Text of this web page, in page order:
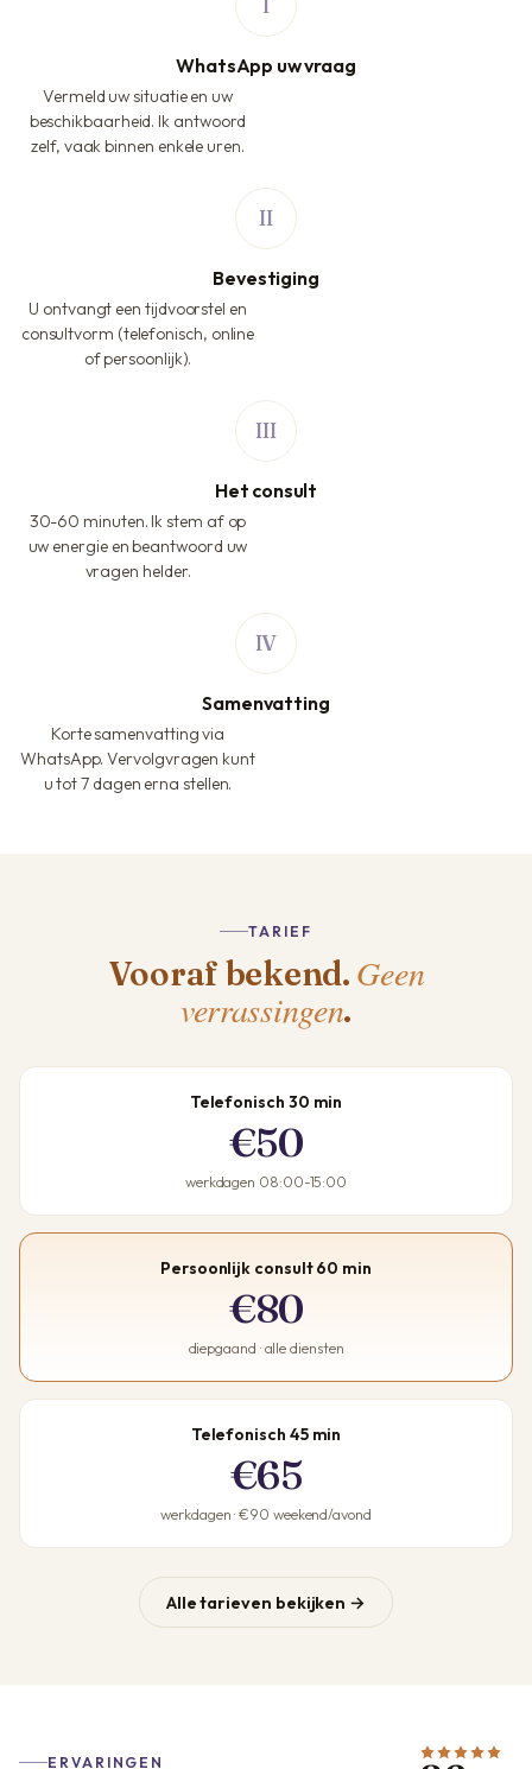
WhatsApp uw vraag
Vermeld uw situatie en uw
beschikbaarheid. Ik antwoord
zelf, vaak binnen enkele uren.
Bevestiging
U ontvangt een tijdvoorstel en
consultvorm (telefonisch, online
of persoonlijk).
Het consult
30-60 minuten. Ik stem af op
uw energie en beantwoord uw
vragen helder.
Samenvatting
Korte samenvatting via
WhatsApp. Vervolgvragen kunt
u tot 7 dagen erna stellen.
TARIEF
Vooraf bekend. Geen
verrassingen.
Telefonisch 30 min
€50
werkdagen 08:00-15:00
Persoonlijk consult 60 min
€80
diepgaand · alle diensten
Telefonisch 45 min
€65
werkdagen · €90 weekend/avond
Alle tarieven bekijken →
ERVARINGEN